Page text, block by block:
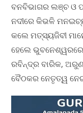
ବନବିଭାଗର ଲଞ୍ଚ ଓ
ନଦୀରେ କିଭଳି
କଲେ ମତ୍ସ୍ୟଜିବୀ
ହେଲେ ଭୁବନେଶ୍ୱରରେ
ରବିନ୍ଦ୍ର ବାରିକ, ଅରୁଣ
ବୈଠକର ନେତୃତ୍ୱ